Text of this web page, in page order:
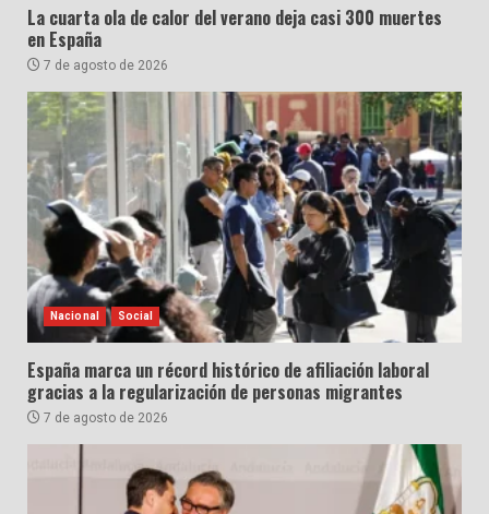
La cuarta ola de calor del verano deja casi 300 muertes
en España
7 de agosto de 2026
Nacional Social
España marca un récord histórico de afiliación laboral
gracias a la regularización de personas migrantes
7 de agosto de 2026